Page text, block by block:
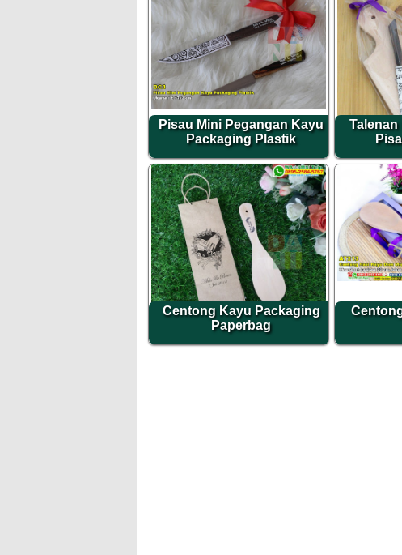
Pisau Mini Pegangan Kayu
Packaging Plastik
Talenan
Centong Kayu Packaging
Paperbag